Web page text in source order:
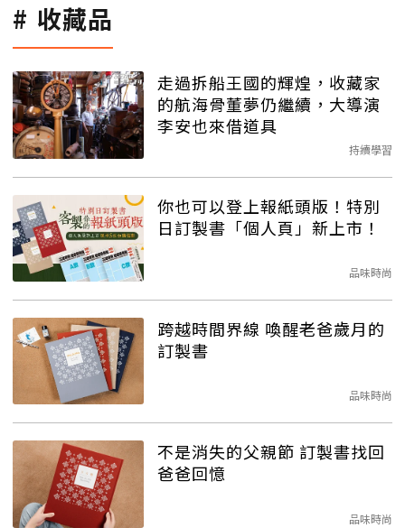
收藏品
走過拆船王國的輝煌，收藏家
的航海骨董夢仍繼續，大導演
李安也來借道具
持續學習
你也可以登上報紙頭版！特別
日訂製書「個人頁」新上市！
品味時尚
跨越時間界線 喚醒老爸歲月的
訂製書
品味時尚
不是消失的父親節 訂製書找回
爸爸回憶
品味時尚